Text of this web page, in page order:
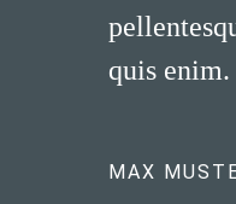
quis enim.
MAX